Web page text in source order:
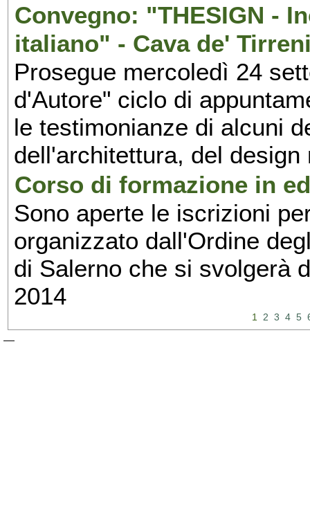
Convegno: "THESIGN -
italiano" - Cava de'
Prosegue mercoledì 24
d'Autore" ciclo di
le testimonianze di alcuni
dell'architettura, del
Corso di formazione in
Sono aperte le iscrizioni
organizzato dall'Ordine
di Salerno che si svolgerà
2014
1 2 3 4 5